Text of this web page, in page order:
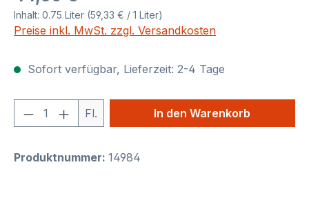
Inhalt: 0.75 Liter (59,33 € / 1 Liter)
Preise inkl. MwSt. zzgl. Versandkosten
Sofort verfügbar, Lieferzeit: 2-4 Tage
Produkt Anzahl: Gib den
Fl. In den Warenkorb
Produktnummer: 14984